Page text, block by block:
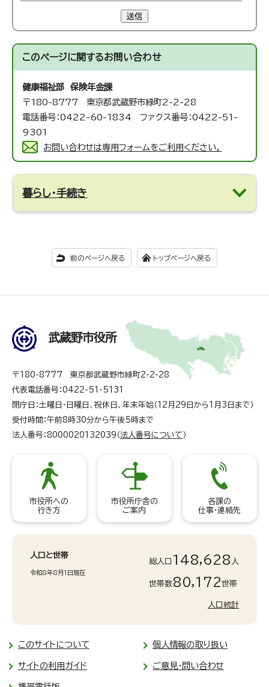
送信
このページに関するお問い合わせ
健康福祉部 保険年金課
〒180-8777 東京都武蔵野市緑町2-2-28
電話番号：0422-60-1834 ファクス番号：0422-51-
9301
お問い合わせは専用フォームをご利用ください。
暮らし・手続き
前のページへ戻る トップページへ戻る
武蔵野市役所
〒180-8777 東京都武蔵野市緑町2-2-28
代表電話番号：0422-51-5131
閉庁日：土曜日・日曜日、祝休日、年末年始（12月29日から1月3日まで）
受付時間：午前8時30分から午後5時まで
法人番号：8000020132039（ 法人番号について ）
市役所への
行き方
市役所庁舎の
ご案内
各課の
仕事・連絡先
人口と世帯
令和8年8月1日現在
総人口 148,628 人
世帯数80,172世帯
人口統計
このサイトについて 個人情報の取り扱い
サイトの利用ガイド ご意見・問い合わせ